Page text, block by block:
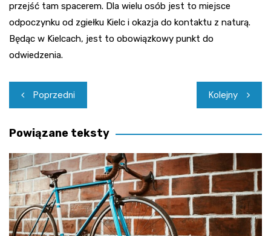
przejść tam spacerem. Dla wielu osób jest to miejsce
odpoczynku od zgiełku Kielc i okazja do kontaktu z naturą.
Będąc w Kielcach, jest to obowiązkowy punkt do
odwiedzenia.
Nawigacja
wpisu
Poprzedni Kolejny
Powiązane teksty